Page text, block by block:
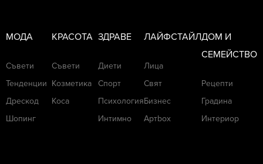
МОДА
Съвети
Тенденции
Дрескод
Шопинг
КРАСОТА
Съвети
Козметика
Коса
ЗДРАВЕ
Диети
Спорт
Психология
Интимно
ЛАЙФСТАЙЛ
Лица
Свят
Бизнес
Артbox
ДОМ И
СЕМЕЙСТВО
Рецепти
Градина
Интериор